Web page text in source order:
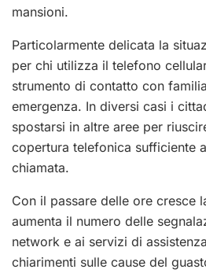
mansioni.
Particolarmente delicata la
per chi utilizza il telefono
strumento di contatto con
emergenza. In diversi casi i
spostarsi in altre aree per
copertura telefonica sufficiente
chiamata.
Con il passare delle ore cresce
aumenta il numero delle
network e ai servizi di
chiarimenti sulle cause del